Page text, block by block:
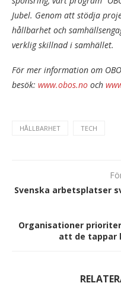
Jubel. Genom att stödja
hållbarhet och
verklig skillnad i samhället.
För mer information om
besök: www.obos.no och
HÅLLBARHET TECH
Svenska arbetsplatser
Organisationer
att de tappar